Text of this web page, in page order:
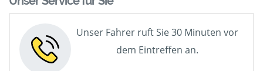
Unser Fahrer ruft Sie 30 Minuten vor
dem Eintreffen an.